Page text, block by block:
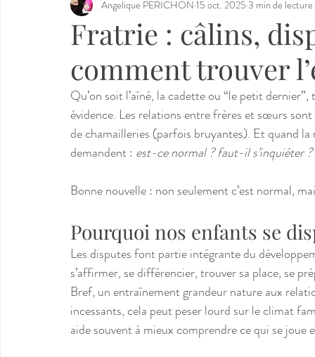
Fratrie : câlins,
comment trouver
Angelique PERICHON 15 oct. 2025 3 min de lecture
Qu’on soit l’aîné, la cadette ou “le petit
évidence. Les relations entre frères et sœurs
de chamailleries (parfois bruyantes). Et quand
demandent : est-ce normal ? faut-il s’inquiéter
Bonne nouvelle : non seulement c’est normal,
Pourquoi nos enfants se
Les disputes font partie intégrante du
s’affirmer, se différencier, trouver sa place, se
Bref, un entraînement grandeur nature aux
incessants, cela peut peser lourd sur le climat
aide souvent à mieux comprendre ce qui se